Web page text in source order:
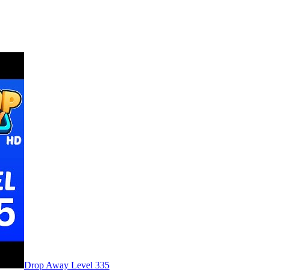
Level 335